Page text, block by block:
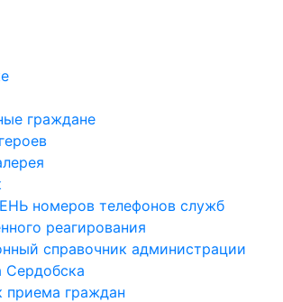
граждане
номеров телефонов служб
реагирования
справочник администрации
Сердобска
приема граждан